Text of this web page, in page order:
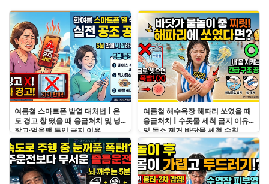
여름철 스마트폰 발열 대처법 | 온
도 경고 창 떴을 때 응급처치 및 냉
장고·얼음팩 투입 금지 이유
여름철 해수욕장 해파리 쏘였을 때
응급처치 | 수돗물 세척 금지 이유
및 독소 제거 바닷물 세척 수칙